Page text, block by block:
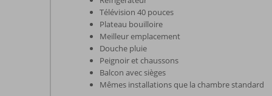
Télévision 40 pouces
Plateau bouilloire
Meilleur emplacement
Douche pluie
Peignoir et chaussons
Balcon avec sièges
Mêmes installations que la chambre standard